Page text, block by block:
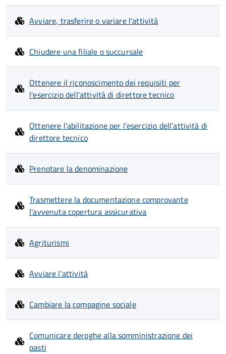
Avviare, trasferire o variare l'attività
Chiudere una filiale o succursale
Ottenere il riconoscimento dei requisiti per
l'esercizio dell’attività di direttore tecnico
Ottenere l'abilitazione per l’esercizio dell’attività di
direttore tecnico
Prenotare la denominazione
Trasmettere la documentazione comprovante
l'avvenuta copertura assicurativa
Agriturismi
Avviare l'attività
Cambiare la compagine sociale
Comunicare deroghe alla somministrazione dei
pasti